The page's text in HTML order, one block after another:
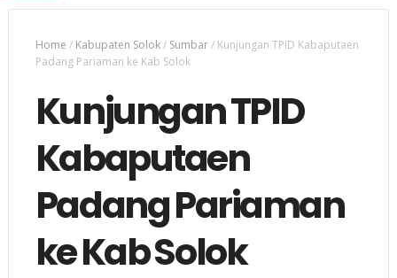
Home / Kabupaten Solok/ Sumbar/ Kunjungan TPID Kabaputaen
Padang Pariaman ke Kab Solok
Kunjungan TPID
Kabaputaen
Padang Pariaman
ke Kab Solok